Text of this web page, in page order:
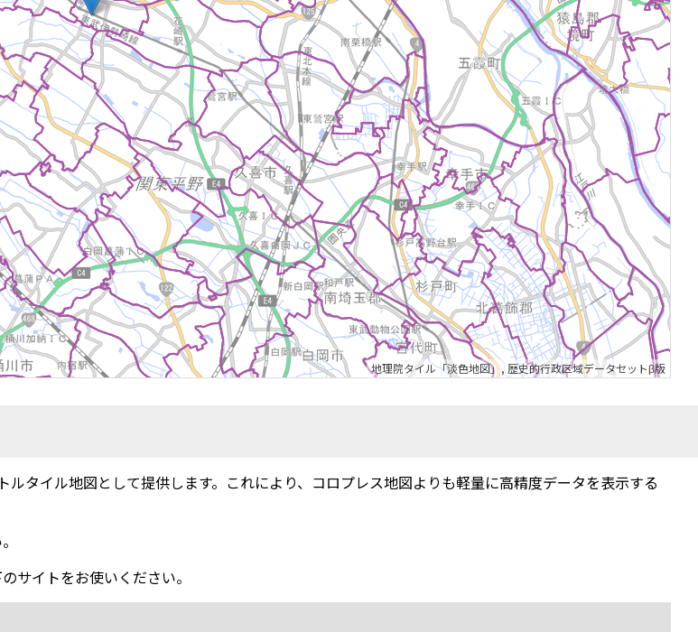
地理院タイル「淡色地図」, 歴史的行政区域データセットβ版
ルタイル地図として提供します。これにより、コロプレス地図よりも軽量に高精度データを表示する
サイトをお使いください。